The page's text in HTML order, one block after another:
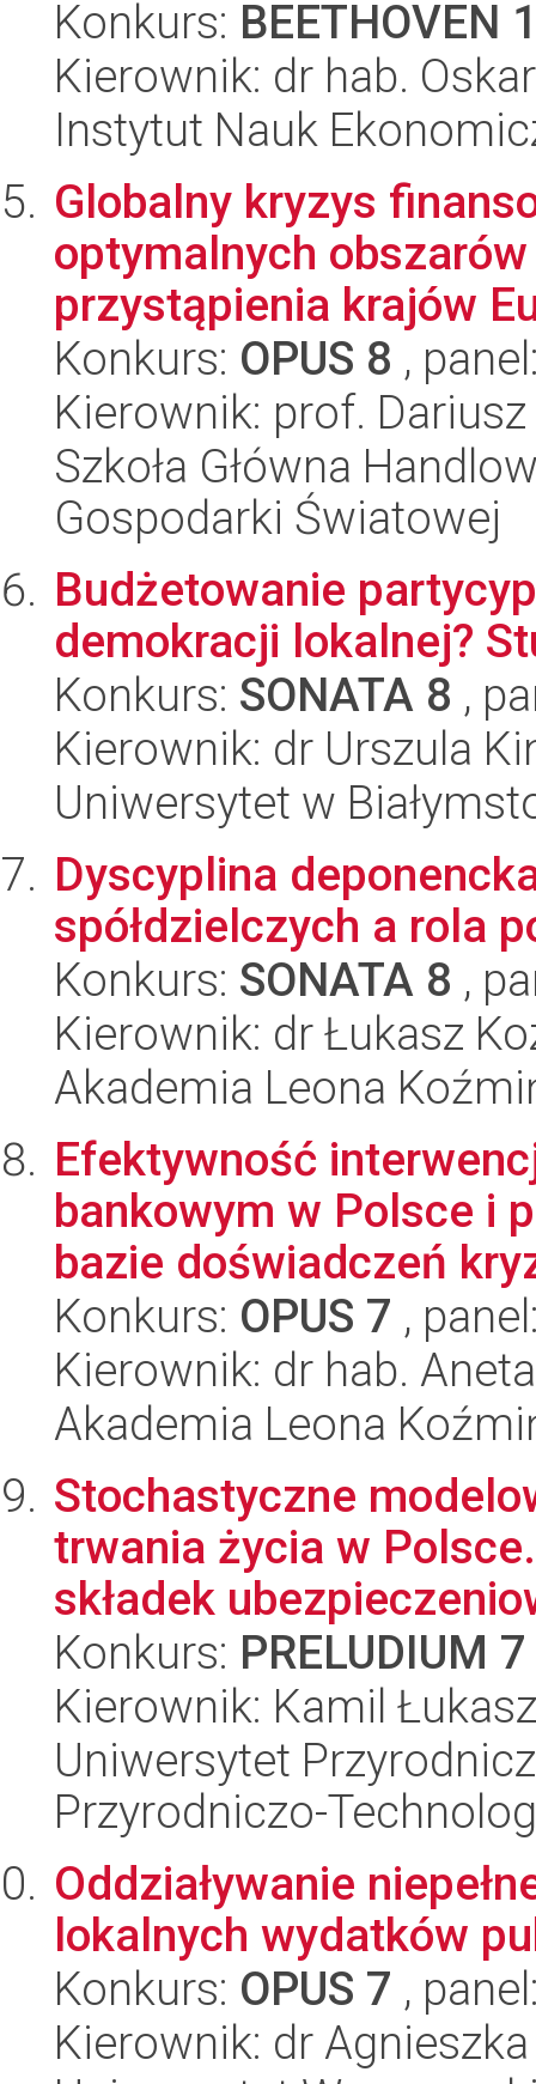
Konkurs: BEETHOVEN
Kierownik: dr hab.
Instytut Nauk
Globalny kryzys
optymalnych
przystąpienia krajów
Konkurs: OPUS 8 ,
Kierownik: prof.
Szkoła Główna
Gospodarki Światowej
Budżetowanie
demokracji lokalnej?
Konkurs: SONATA 8 ,
Kierownik: dr Urszula
Uniwersytet w
Dyscyplina
spółdzielczych a rola
Konkurs: SONATA 8 ,
Kierownik: dr Łukasz
Akademia Leona
Efektywność
bankowym w Polsce i
bazie doświadczeń
Konkurs: OPUS 7 ,
Kierownik: dr hab.
Akademia Leona
Stochastyczne
trwania życia w
składek
Konkurs: PRELUDIUM 7
Kierownik: Kamil
Uniwersytet
Przyrodniczo-
Oddziaływanie
lokalnych wydatków
Konkurs: OPUS 7 ,
Kierownik: dr